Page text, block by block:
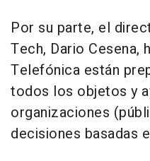
Por su parte, el
Tech, Dario Cesena,
Telefónica están
todos los objetos y
organizaciones
decisiones basadas